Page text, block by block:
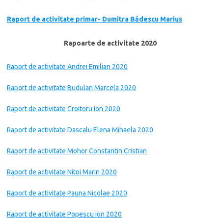
Raport de activitate primar- Dumitra Bădescu Marius
Rapoarte de activitate 2020
Raport de activitate Andrei Emilian 2020
Raport de activitate Budulan Marcela 2020
Raport de activitate Croitoru Ion 2020
Raport de activitate Dascalu Elena Mihaela 2020
Raport de activitate Mohor Constantin Cristian
Raport de activitate Nitoi Marin 2020
Raport de activitate Pauna Nicolae 2020
Raport de activitate Popescu Ion 2020